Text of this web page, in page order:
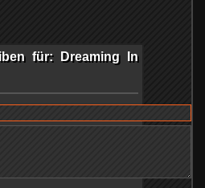
für: Dreaming In